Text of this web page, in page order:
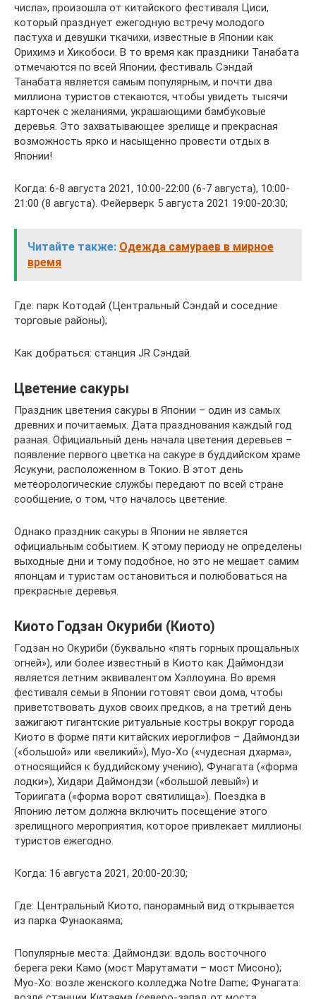
числа», произошла от китайского фестиваля Циси,
который празднует ежегодную встречу молодого
пастуха и девушки ткачихи, известные в Японии как
Орихимэ и Хикобоси. В то время как праздники Танабата
отмечаются по всей Японии, фестиваль Сэндай
Танабата является самым популярным, и почти два
миллиона туристов стекаются, чтобы увидеть тысячи
карточек с желаниями, украшающими бамбуковые
деревья. Это захватывающее зрелище и прекрасная
возможность ярко и насыщенно провести отдых в
Японии!
Когда: 6-8 августа 2021, 10:00-22:00 (6-7 августа), 10:00-
21:00 (8 августа). Фейерверк 5 августа 2021 19:00-20:30;
Читайте также: Одежда самураев в мирное
время
Где: парк Котодай (Центральный Сэндай и соседние
торговые районы);
Как добраться: станция JR Сэндай.
Цветение сакуры
Праздник цветения сакуры в Японии – один из самых
древних и почитаемых. Дата празднования каждый год
разная. Официальный день начала цветения деревьев –
появление первого цветка на сакуре в буддийском храме
Ясукуни, расположенном в Токио. В этот день
метеорологические службы передают по всей стране
сообщение, о том, что началось цветение.
Однако праздник сакуры в Японии не является
официальным событием. К этому периоду не определены
выходные дни и тому подобное, но это не мешает самим
японцам и туристам остановиться и полюбоваться на
прекрасные деревья.
Киото Годзан Окуриби (Киото)
Годзан но Окуриби (буквально «пять горных прощальных
огней»), или более известный в Киото как Даймондзи
является летним эквивалентом Хэллоуина. Во время
фестиваля семьи в Японии готовят свои дома, чтобы
приветствовать духов своих предков, а на третий день
зажигают гигантские ритуальные костры вокруг города
Киото в форме пяти китайских иероглифов – Даймондзи
(«большой» или «великий»), Муо-Хо («чудесная дхарма»,
относящийся к буддийскому учению), Фунагата («форма
лодки»), Хидари Даймондзи («большой левый») и
Ториигата («форма ворот святилища»). Поездка в
Японию летом должна включить посещение этого
зрелищного мероприятия, которое привлекает миллионы
туристов ежегодно.
Когда: 16 августа 2021, 20:00-20:30;
Где: Центральный Киото, панорамный вид открывается
из парка Фунаокаяма;
Популярные места: Даймондзи: вдоль восточного
берега реки Камо (мост Марутамати – мост Мисоно);
Муо-Хо: возле женского колледжа Notre Dame; Фунагата: